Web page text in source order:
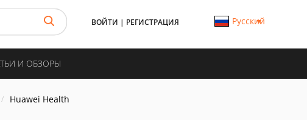
ВОЙТИ | РЕГИСТРАЦИЯ Русский
И ОБЗОРЫ
Huawei Health